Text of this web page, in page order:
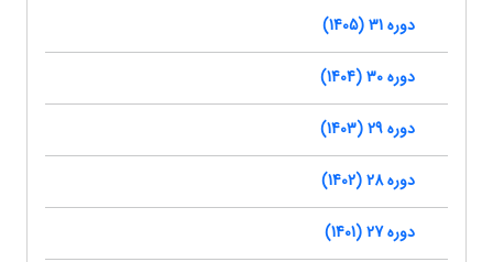
دوره 31 (1405)
دوره 30 (1404)
دوره 29 (1403)
دوره 28 (1402)
دوره 27 (1401)